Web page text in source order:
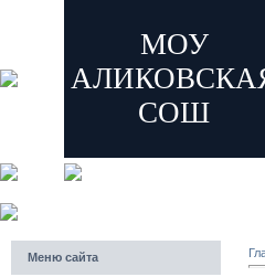
МОУ
СОШ
Меню сайта